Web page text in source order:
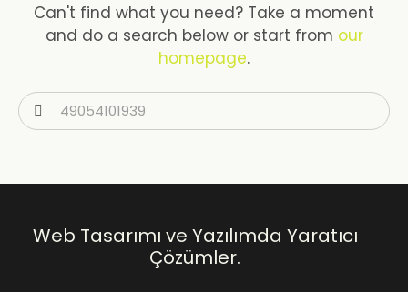
Can't find what you need? Take a moment
and do a search below or start from our
homepage.
Web Tasarımı ve Yazılımda Yaratıcı
Çözümler.